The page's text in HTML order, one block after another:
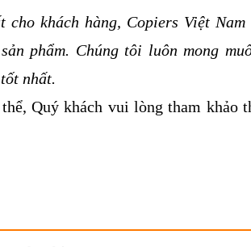
khách hàng, Copiers Việt Nam
phẩm. Chúng tôi luôn mong
nhất.
Quý khách vui lòng tham khảo